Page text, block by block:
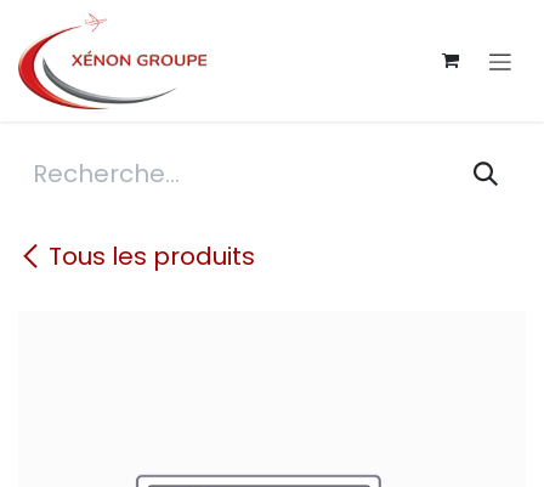
Se rendre au contenu
Tous les produits